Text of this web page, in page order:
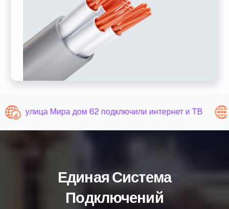
улица Мира дом 62 подключили интернет и ТВ
Единая Система
Подключений